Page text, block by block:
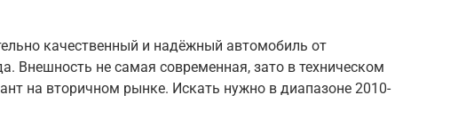
качественный и надёжный автомобиль от
Внешность не самая современная, зато в техническом
на вторичном рынке. Искать нужно в диапазоне 2010-